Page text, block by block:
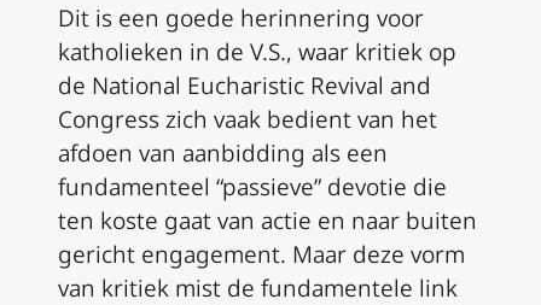
Dit is een goede herinnering voor
katholieken in de V.S., waar kritiek op
de National Eucharistic Revival and
Congress zich vaak bedient van het
afdoen van aanbidding als een
fundamenteel “passieve” devotie die
ten koste gaat van actie en naar buiten
gericht engagement. Maar deze vorm
van kritiek mist de fundamentele link